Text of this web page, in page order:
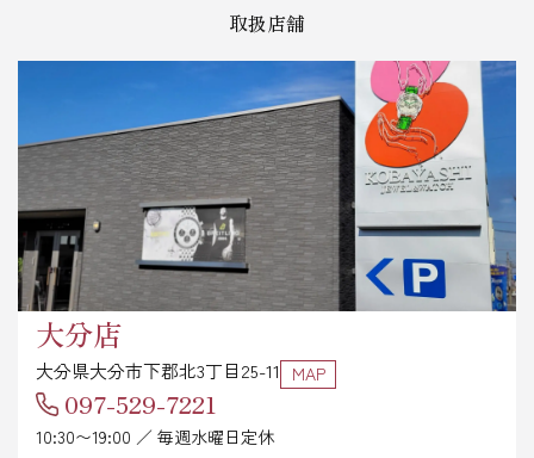
取扱店舗
大分店
大分県大分市下郡北3丁目25-11 MAP
097-529-7221
10:30〜19:00 ／ 毎週水曜日定休